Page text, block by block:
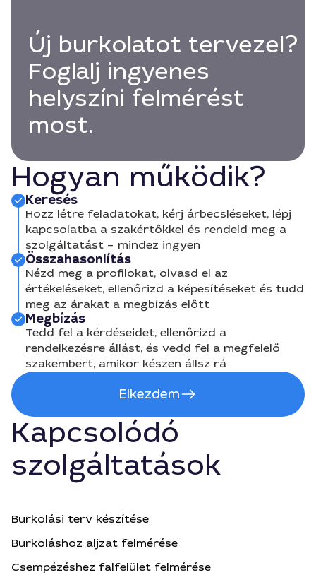
Új burkolatot tervezel?
Foglalj ingyenes
helyszíni felmérést
most.
Hogyan működik?
Keresés
Hozz létre feladatokat, kérj árbecsléseket, lépj
kapcsolatba a szakértőkkel és rendeld meg a
szolgáltatást – mindez ingyen
Összahasonlítás
Nézd meg a profilokat, olvasd el az
értékeléseket, ellenőrizd a képesítéseket és tudd
meg az árakat a megbízás előtt
Megbízás
Tedd fel a kérdéseidet, ellenőrizd a
rendelkezésre állást, és vedd fel a megfelelő
szakembert, amikor készen állsz rá
Elkezdem
Kapcsolódó
szolgáltatások
Burkolási terv készítése
Burkoláshoz aljzat felmérése
Csempézéshez falfelület felmérése